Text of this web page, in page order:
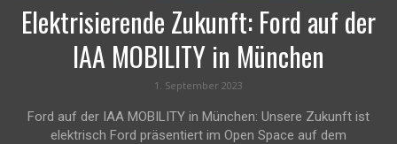
Elektrisierende Zukunft: Ford auf der
IAA MOBILITY in München
1. September 2023
Ford auf der IAA MOBILITY in München: Unsere Zukunft ist
elektrisch Ford präsentiert im Open Space auf dem